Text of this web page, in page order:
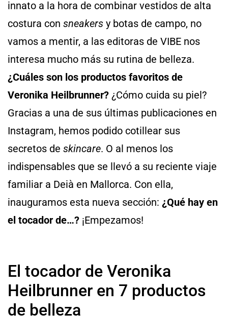
innato a la hora de combinar vestidos de alta
costura con sneakers y botas de campo, no
vamos a mentir, a las editoras de VIBE nos
interesa mucho más su rutina de belleza.
¿Cuáles son los productos favoritos de
Veronika Heilbrunner? ¿Cómo cuida su piel?
Gracias a una de sus últimas publicaciones en
Instagram, hemos podido cotillear sus
secretos de skincare. O al menos los
indispensables que se llevó a su reciente viaje
familiar a Deià en Mallorca. Con ella,
inauguramos esta nueva sección: ¿Qué hay en
el tocador de…? ¡Empezamos!
El tocador de Veronika
Heilbrunner en 7 productos
de belleza